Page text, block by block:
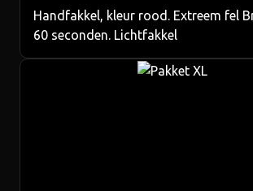
Handfakkel, kleur rood. Extreem fel
60 seconden. Lichtfakkel